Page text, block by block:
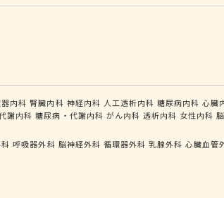
内科 腎臓内科 神経内科 人工透析内科 糖尿病内科 心臓
謝内科 糖尿病・代謝内科 がん内科 透析内科 女性内科
呼吸器外科 脳神経外科 循環器外科 乳腺外科 心臓血管